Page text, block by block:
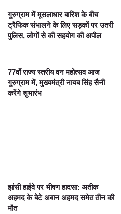
गुरुग्राम में मूसलाधार बारिश के बीच
ट्रैफिक संभालने के लिए सड़कों पर उतरी
पुलिस, लोगों से की सहयोग की अपील
77वाँ राज्य स्तरीय वन महोत्सव आज
गुरुग्राम में, मुख्यमंत्री नायब सिंह सैनी
करेंगे शुभारंभ
झांसी हाईवे पर भीषण हादसा: अतीक
अहमद के बेटे अबान अहमद समेत तीन की
मौत